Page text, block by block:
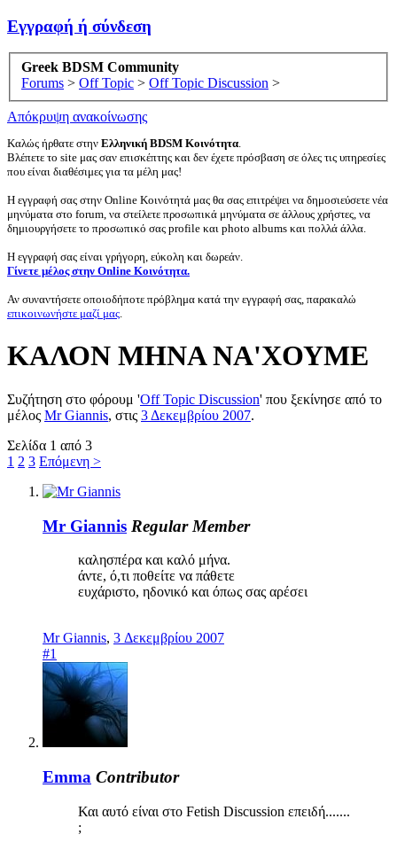
Εγγραφή ή σύνδεση
Greek BDSM Community
Forums > Off Topic > Off Topic Discussion >
Απόκρυψη ανακοίνωσης
Καλώς ήρθατε στην Ελληνική BDSM Κοινότητα.
Βλέπετε το site μας σαν επισκέπτης και δεν έχετε πρόσβαση σε όλες τις υπηρεσίες
που είναι διαθέσιμες για τα μέλη μας!
Η εγγραφή σας στην Online Κοινότητά μας θα σας επιτρέψει να δημοσιεύσετε νέα
μηνύματα στο forum, να στείλετε προσωπικά μηνύματα σε άλλους χρήστες, να
δημιουργήσετε το προσωπικό σας profile και photo albums και πολλά άλλα.
Η εγγραφή σας είναι γρήγορη, εύκολη και δωρεάν.
Γίνετε μέλος στην Online Κοινότητα.
Αν συναντήσετε οποιοδήποτε πρόβλημα κατά την εγγραφή σας, παρακαλώ
επικοινωνήστε μαζί μας.
ΚΑΛΟΝ ΜΗΝΑ ΝΑ'ΧΟΥΜΕ
Συζήτηση στο φόρουμ 'Off Topic Discussion' που ξεκίνησε από το
μέλος Mr Giannis, στις 3 Δεκεμβρίου 2007.
Σελίδα 1 από 3
1 2 3 Επόμενη >
Mr Giannis Regular Member
καλησπέρα και καλό μήνα.
άντε, ό,τι ποθείτε να πάθετε
ευχάριστο, ηδονικό και όπως σας αρέσει
Mr Giannis, 3 Δεκεμβρίου 2007
#1
Emma Contributor
Και αυτό είναι στο Fetish Discussion επειδή.......
;